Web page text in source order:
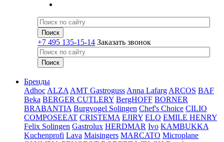
+7 495 135-15-14 Заказать звонок
Бренды
Adhoc ALZA AMT Gastroguss Anna Lafarg ARCOS BAF
Beka BERGER CUTLERY BergHOFF BORNER
BRABANTIA Burgvogel Solingen Chef's Choice CILIO
COMPOSEEAT CRISTEMA EJIRY ELO EMILE HENRY
Felix Solingen Gastrolux HERDMAR Ivo KAMBUKKA
Kuchenprofi Lava Maisingers MARCATO Microplane